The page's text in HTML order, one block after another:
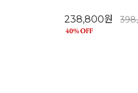
238,800원